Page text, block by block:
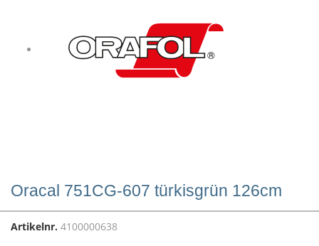
Oracal 751CG-607 türkisgrün 126cm
Artikelnr. 4100000638